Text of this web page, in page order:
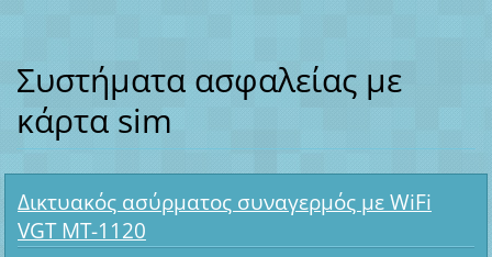
Συστήματα ασφαλείας με
κάρτα sim
Δικτυακός ασύρματος συναγερμός με WiFi
VGT MT-1120